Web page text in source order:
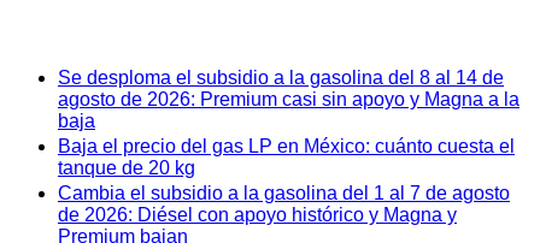
Se desploma el subsidio a la gasolina del 8 al 14 de
agosto de 2026: Premium casi sin apoyo y Magna a la
baja
Baja el precio del gas LP en México: cuánto cuesta el
tanque de 20 kg
Cambia el subsidio a la gasolina del 1 al 7 de agosto
de 2026: Diésel con apoyo histórico y Magna y
Premium bajan